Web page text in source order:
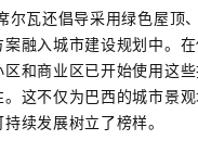
尔瓦还倡导采用绿色屋顶
融入城市建设规划中。
和商业区已开始使用这
这不仅为巴西的城市景
续发展树立了榜样。